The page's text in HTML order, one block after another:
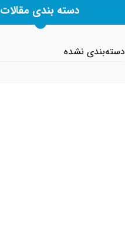
دسته بندی مقالات
دسته‌بندی نشده